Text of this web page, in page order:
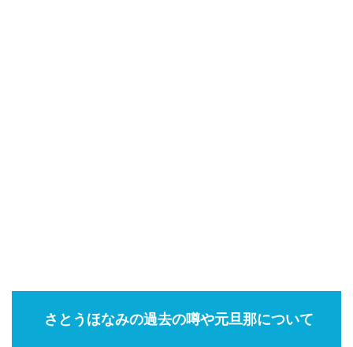
さとうほなみの過去の噂や元旦那について